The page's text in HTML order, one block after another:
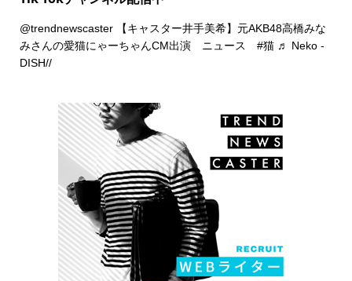
@trendnewscaster【キャスター井手美希】元AKB48高橋みな
みさんの愛猫にゃーちゃんCM出演 ニュース #猫 ♬ Neko -
DISH//